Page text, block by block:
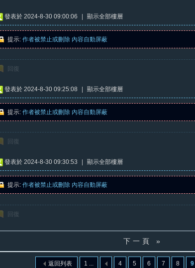
發表於 2024-8-30 09:00:06 顯示全部樓層
提示: 作者被禁止或刪除 內容自動屏蔽
回復
發表於 2024-8-30 09:25:08 顯示全部樓層
提示: 作者被禁止或刪除 內容自動屏蔽
回復
發表於 2024-8-30 09:30:53 顯示全部樓層
提示: 作者被禁止或刪除 內容自動屏蔽
回復
下一頁 »
1 ... 4 5 6 7 8 9
返回列表